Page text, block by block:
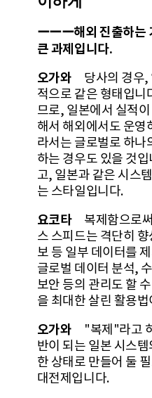
ーーー해외 진출하는
큰 과제입니다.
오가와 당사의 경우,
적으로 같은 형태입니
므로, 일본에서 실적
해서 해외에서도 운영
라서는 글로벌로 하나
하는 경우도 있을 것
고, 일본과 같은 시스
는 스타일입니다.
요코타복제함으로써
스 스피드는 격단히
보 등 일부 데이터를
글로벌 데이터 분석,
보안 등의 관리도 할
을 최대한 살린 활용
오가와 "복제"라고
반이 되는 일본 시스
한 상태로 만들어 둘
대전제입니다.